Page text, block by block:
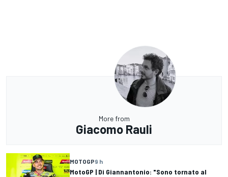
More from
Giacomo Rauli
MOTOGP9 h
MotoGP | Di Giannantonio: "Sono tornato al